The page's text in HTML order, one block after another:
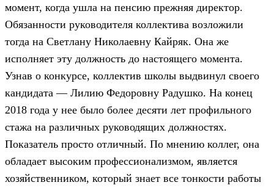
момент, когда ушла на пенсию прежняя директор.
Обязанности руководителя коллектива возложили
тогда на Светлану Николаевну Кайряк. Она же
исполняет эту должность до настоящего момента.
Узнав о конкурсе, коллектив школы выдвинул своего
кандидата — Лилию Федоровну Радушко. На конец
2018 года у нее было более десяти лет профильного
стажа на различных руководящих должностях.
Показатель просто отличный. По мнению коллег, она
обладает высоким профессионализмом, является
хозяйственником, который знает все тонкости работы